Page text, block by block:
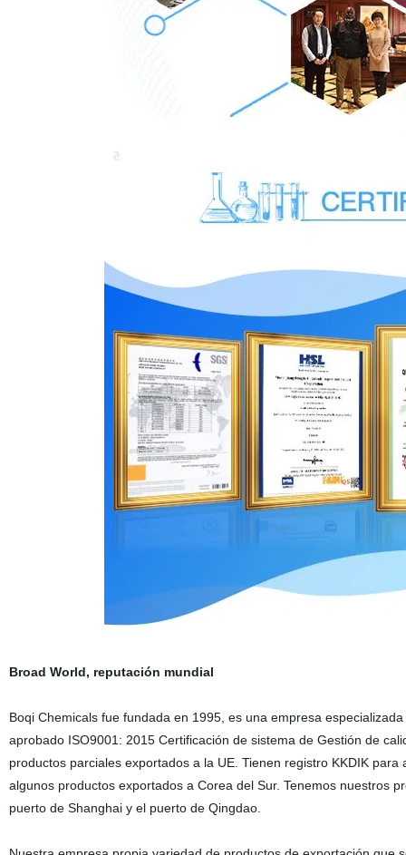
Broad World, reputación mundial
Boqi Chemicals fue fundada en 1995, es una empresa
aprobado ISO9001: 2015 Certificación de sistema de Gestión de
productos parciales exportados a la UE. Tienen registro KKDIK
algunos productos exportados a Corea del Sur. Tenemos nuestros
puerto de Shanghai y el puerto de Qingdao.